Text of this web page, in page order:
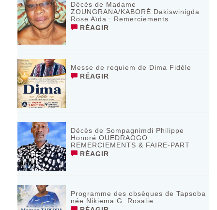
Décès de Madame
ZOUNGRANA/KABORÉ Dakiswinigda
Rose Aïda : Remerciements
RÉAGIR
Messe de requiem de Dima Fidéle
RÉAGIR
Décès de Sompagnimdi Philippe
Honoré OUEDRAOGO :
REMERCIEMENTS & FAIRE-PART
RÉAGIR
Programme des obsèques de Tapsoba
née Nikiema G. Rosalie